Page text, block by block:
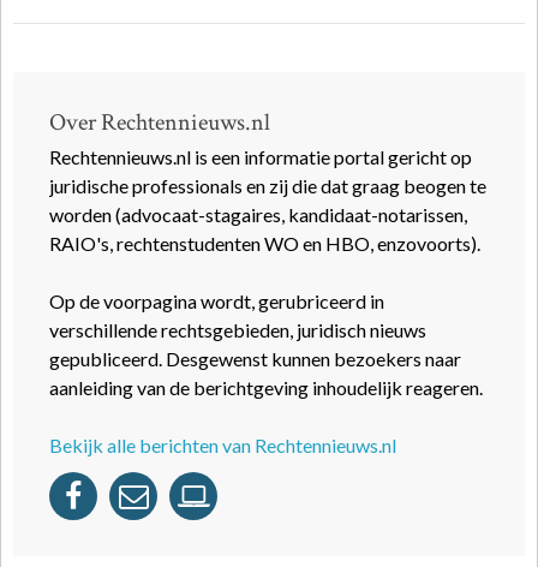
Over Rechtennieuws.nl
Rechtennieuws.nl is een informatie portal gericht op
juridische professionals en zij die dat graag beogen te
worden (advocaat-stagaires, kandidaat-notarissen,
RAIO's, rechtenstudenten WO en HBO, enzovoorts).
Op de voorpagina wordt, gerubriceerd in
verschillende rechtsgebieden, juridisch nieuws
gepubliceerd. Desgewenst kunnen bezoekers naar
aanleiding van de berichtgeving inhoudelijk reageren.
Bekijk alle berichten van Rechtennieuws.nl